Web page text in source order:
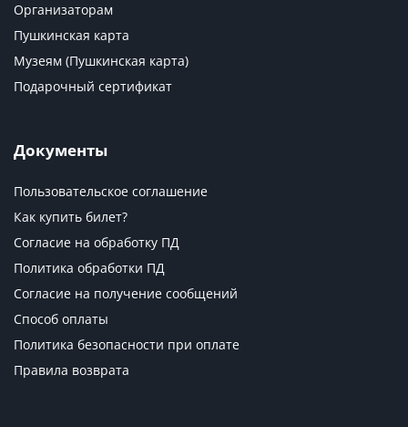
Организаторам
Пушкинская карта
Музеям (Пушкинская карта)
Подарочный сертификат
Документы
Пользовательское соглашение
Как купить билет?
Согласие на обработку ПД
Политика обработки ПД
Согласие на получение сообщений
Способ оплаты
Политика безопасности при оплате
Правила возврата